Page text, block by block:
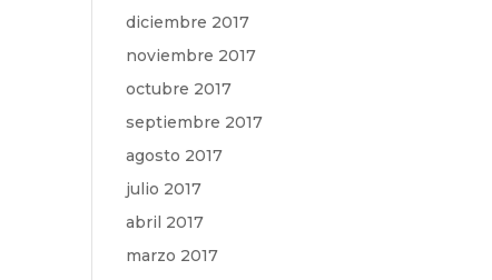
diciembre 2017
noviembre 2017
octubre 2017
septiembre 2017
agosto 2017
julio 2017
abril 2017
marzo 2017